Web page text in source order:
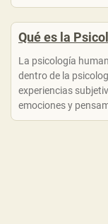
Qué es la
La psicología
dentro de la
experiencias
emociones y